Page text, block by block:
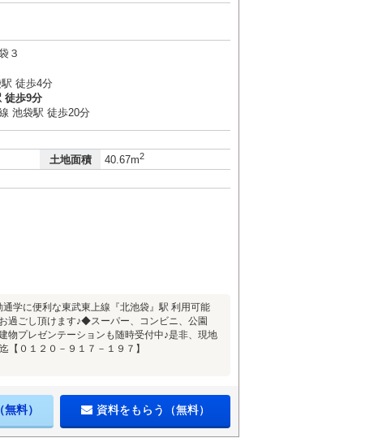
３
徒歩4分
徒歩9分
池袋駅 徒歩20分
土地面積 40.67m2
利な東武東上線『北池袋』駅 利用可能
ごし頂けます♪◆スーパー、コンビニ、公園
プレゼンテーションも随時受付中♪是非、現地
【０１２０－９１７－１９７】
料） 資料をもらう（無料）